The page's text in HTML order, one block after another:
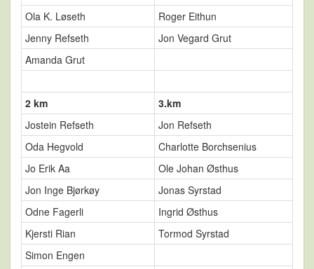
Ola K. Løseth
Roger Eithun
Jenny Refseth
Jon Vegard Grut
Amanda Grut
2 km
3.km
Jostein Refseth
Jon Refseth
Oda Hegvold
Charlotte Borchsenius
Jo Erik Aa
Ole Johan Østhus
Jon Inge Bjørkøy
Jonas Syrstad
Odne Fagerli
Ingrid Østhus
Kjersti Rian
Tormod Syrstad
Simon Engen